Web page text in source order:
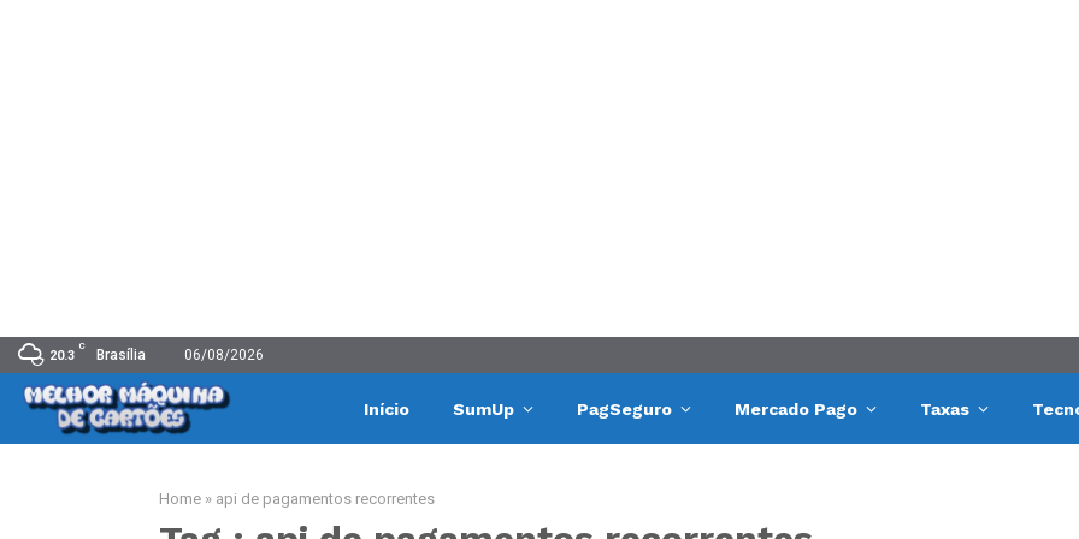
20.3
C
Brasília 06/08/2026
Início SumUp PagSeguro Mercado Pago Taxas
Home » api de pagamentos recorrentes